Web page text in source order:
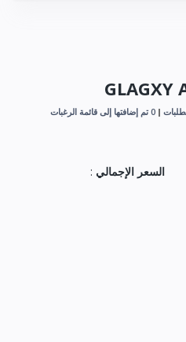
GLAGXY
0 تم إضافتها إلى قائمة الرغبات
السعر الإجمالي :